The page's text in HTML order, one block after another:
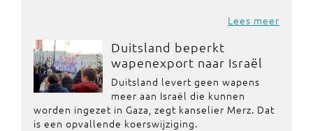
Lees meer
Duitsland beperkt
wapenexport naar Israël
Duitsland levert geen wapens
meer aan Israël die kunnen
worden ingezet in Gaza, zegt kanselier Merz. Dat
is een opvallende koerswijziging.